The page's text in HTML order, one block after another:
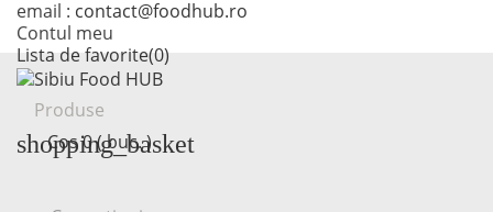
email : contact@foodhub.ro
Contul meu
Lista de favorite(0)
Produse
shopping_basket
Cos0 ( buc. )